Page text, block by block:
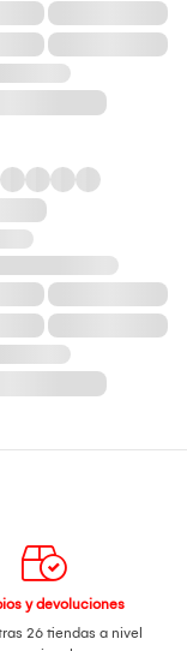
y devoluciones
26 tiendas a nivel